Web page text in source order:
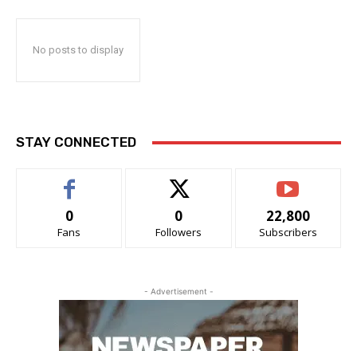
No posts to display
STAY CONNECTED
0
Fans
0
Followers
22,800
Subscribers
- Advertisement -